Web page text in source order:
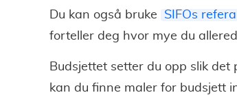
Du kan også bruke SIFOs
forteller deg hvor mye du
Budsjettet setter du opp slik det
kan du finne maler for budsjett